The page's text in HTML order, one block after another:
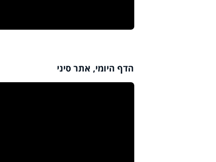
הדף היומי, אתר סיני